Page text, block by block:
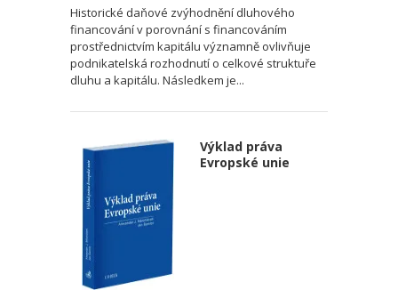
Historické daňové zvýhodnění dluhového
financování v porovnání s financováním
prostřednictvím kapitálu významně ovlivňuje
podnikatelská rozhodnutí o celkové struktuře
dluhu a kapitálu. Následkem je...
Výklad práva
Evropské unie